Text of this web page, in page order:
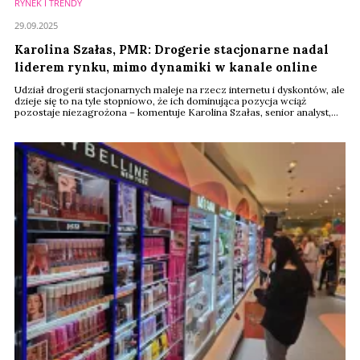
RYNEK I TRENDY
Karolina Szałas, PMR: Drogerie stacjonarne nadal
liderem rynku, mimo dynamiki w kanale online
Udział drogerii stacjonarnych maleje na rzecz internetu i dyskontów, ale
dzieje się to na tyle stopniowo, że ich dominująca pozycja wciąż
pozostaje niezagrożona – komentuje Karolina Szałas, senior analyst,
zasięg i wygodę zakupów, ale równocześnie częściowo kanibalizują
sprzedaż w sklepach ...
29.09.2025